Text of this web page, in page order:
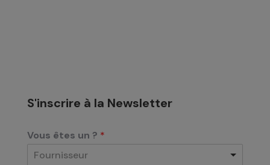
S'inscrire à la Newsletter
Vous êtes un ? *
Fournisseur